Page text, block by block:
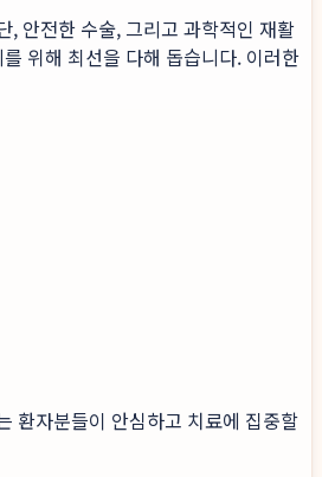
, 안전한 수술, 그리고 과학적인 재활
위해 최선을 다해 돕습니다. 이러한
환자분들이 안심하고 치료에 집중할